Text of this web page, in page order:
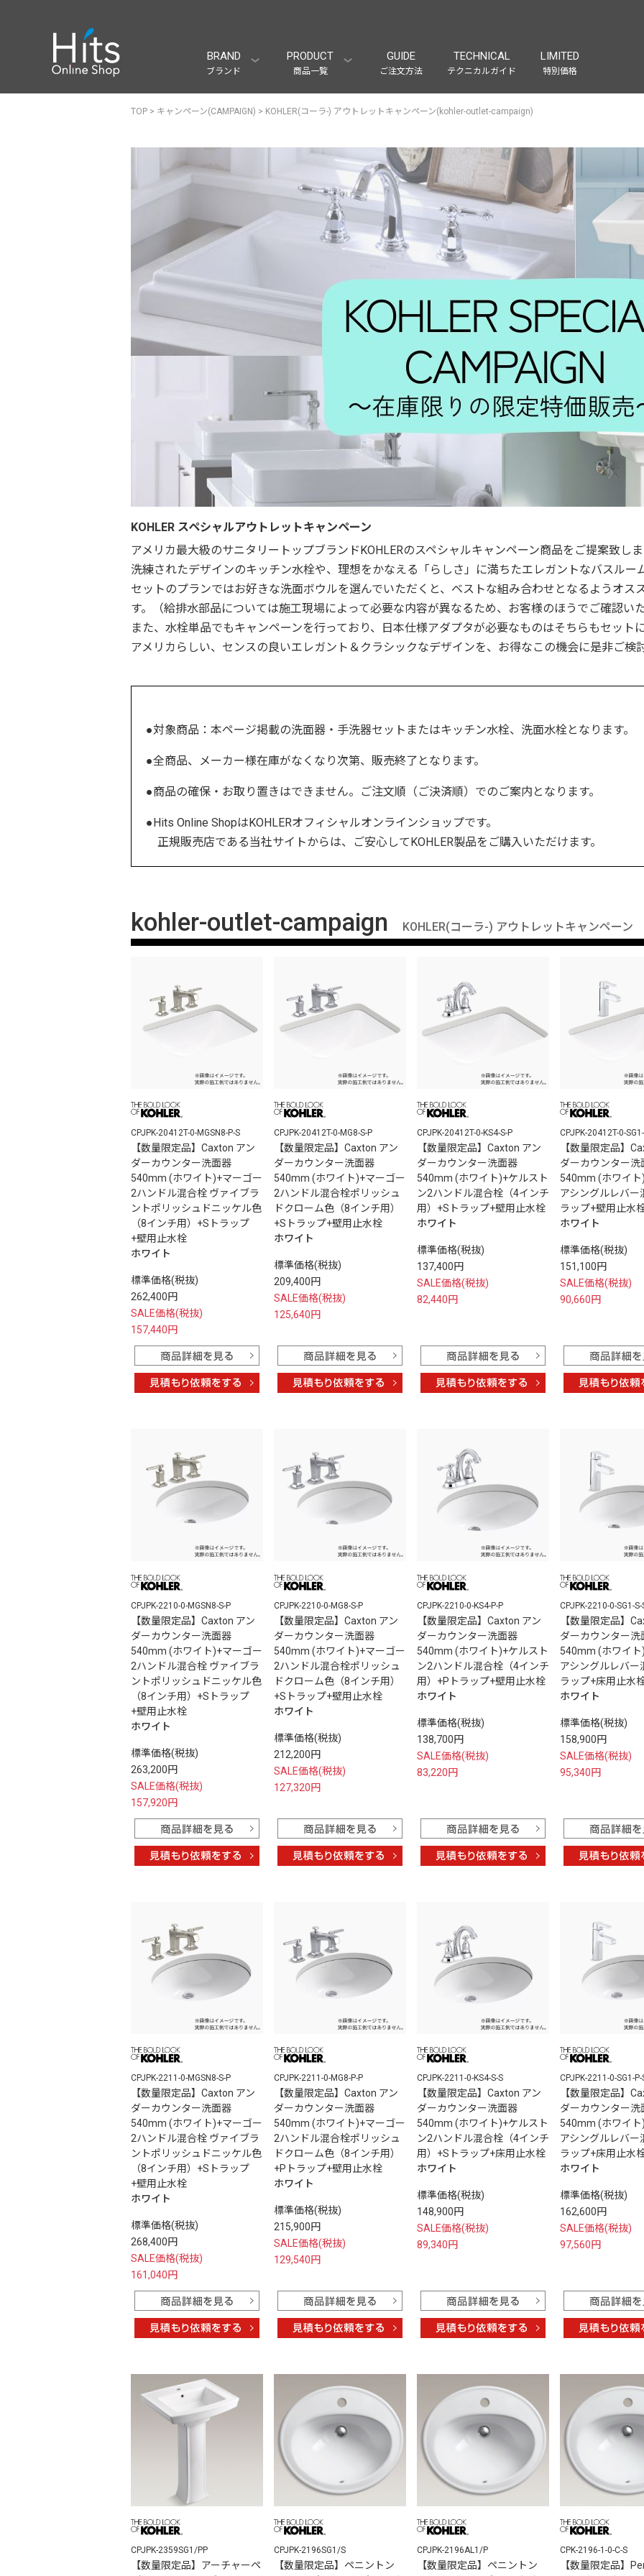
BRAND
ブランド
PRODUCT
商品一覧
GUIDE
ご注文方法
TECHNICAL
テクニカルガイド
LIMITED
特別価格
TOP > キャンペーン(CAMPAIGN) > KOHLER(コーラ-) アウトレットキャンペーン(kohler-outlet-campaign)
KOHLER スペシャルアウトレットキャンペーン
アメリカ最大級のサニタリートップブランドKOHLERのスペシャルキャンペーン商品をご提案致しま
洗練されたデザインのキッチン水栓や、理想をかなえる「らしさ」に満ちたエレガントなバスルー
セットのプランではお好きな洗面ボウルを選んでいただくと、ベストな組み合わせとなるようオス
す。（給排水部品については施工現場によって必要な内容が異なるため、お客様のほうでご確認い
また、水栓単品でもキャンペーンを行っており、日本仕様アダプタが必要なものはそちらもセット
アメリカらしい、センスの良いエレガント＆クラシックなデザインを、お得なこの機会に是非ご検
●対象商品：本ページ掲載の洗面器・手洗器セットまたはキッチン水栓、洗面水栓となります。
●全商品、メーカー様在庫がなくなり次第、販売終了となります。
●商品の確保・お取り置きはできません。ご注文順（ご決済順）でのご案内となります。
●Hits Online ShopはKOHLERオフィシャルオンラインショップです。
正規販売店である当社サイトからは、ご安心してKOHLER製品をご購入いただけます。
kohler-outlet-campaign KOHLER(コーラ-) アウトレットキャンペーン
CPJPK-20412T-0-MGSN8-P-S
【数量限定品】Caxton アン
ダーカウンター洗面器
540mm (ホワイト)+マーゴー
2ハンドル混合栓 ヴァイブラ
ントポリッシュドニッケル色
（8インチ用）+Sトラップ
+壁用止水栓
ホワイト
標準価格(税抜)
262,400円
SALE価格(税抜)
157,440円
CPJPK-20412T-0-MG8-S-P
【数量限定品】Caxton アン
ダーカウンター洗面器
540mm (ホワイト)+マーゴー
2ハンドル混合栓ポリッシュ
ドクローム色（8インチ用）
+Sトラップ+壁用止水栓
ホワイト
標準価格(税抜)
209,400円
SALE価格(税抜)
125,640円
CPJPK-20412T-0-KS4-S-P
【数量限定品】Caxton アン
ダーカウンター洗面器
540mm (ホワイト)+ケルスト
ン2ハンドル混合栓（4インチ
用）+Sトラップ+壁用止水栓
ホワイト
標準価格(税抜)
137,400円
SALE価格(税抜)
82,440円
CPJPK-20412T-0-
【数量限定品】
ダーカウンター洗
540mm (ホワイト
アシングルレバー
ラップ+壁用止水
ホワイト
標準価格(税抜)
151,100円
SALE価格(税抜)
90,660円
CPJPK-2210-0-MGSN8-S-P
【数量限定品】Caxton アン
ダーカウンター洗面器
540mm (ホワイト)+マーゴー
2ハンドル混合栓 ヴァイブラ
ントポリッシュドニッケル色
（8インチ用）+Sトラップ
+壁用止水栓
ホワイト
標準価格(税抜)
263,200円
SALE価格(税抜)
157,920円
CPJPK-2210-0-MG8-S-P
【数量限定品】Caxton アン
ダーカウンター洗面器
540mm (ホワイト)+マーゴー
2ハンドル混合栓ポリッシュ
ドクローム色（8インチ用）
+Sトラップ+壁用止水栓
ホワイト
標準価格(税抜)
212,200円
SALE価格(税抜)
127,320円
CPJPK-2210-0-KS4-P-P
【数量限定品】Caxton アン
ダーカウンター洗面器
540mm (ホワイト)+ケルスト
ン2ハンドル混合栓（4インチ
用）+Pトラップ+壁用止水栓
ホワイト
標準価格(税抜)
138,700円
SALE価格(税抜)
83,220円
CPJPK-2210-0-SG1-S-
【数量限定品】
ダーカウンター洗
540mm (ホワイト
アシングルレバー
ラップ+床用止水
ホワイト
標準価格(税抜)
158,900円
SALE価格(税抜)
95,340円
CPJPK-2211-0-MGSN8-S-P
【数量限定品】Caxton アン
ダーカウンター洗面器
540mm (ホワイト)+マーゴー
2ハンドル混合栓 ヴァイブラ
ントポリッシュドニッケル色
（8インチ用）+Sトラップ
+壁用止水栓
ホワイト
標準価格(税抜)
268,400円
SALE価格(税抜)
161,040円
CPJPK-2211-0-MG8-P-P
【数量限定品】Caxton アン
ダーカウンター洗面器
540mm (ホワイト)+マーゴー
2ハンドル混合栓ポリッシュ
ドクローム色（8インチ用）
+Pトラップ+壁用止水栓
ホワイト
標準価格(税抜)
215,900円
SALE価格(税抜)
129,540円
CPJPK-2211-0-KS4-S-S
【数量限定品】Caxton アン
ダーカウンター洗面器
540mm (ホワイト)+ケルスト
ン2ハンドル混合栓（4インチ
用）+Sトラップ+床用止水栓
ホワイト
標準価格(税抜)
148,900円
SALE価格(税抜)
89,340円
CPJPK-2211-0-SG1-P-
【数量限定品】
ダーカウンター洗
540mm (ホワイト
アシングルレバー
ラップ+床用止水
ホワイト
標準価格(税抜)
162,600円
SALE価格(税抜)
97,560円
CPJPK-2359SG1/PP
【数量限定品】アーチャーペ
CPJPK-2196SG1/S
【数量限定品】ペニントン
CPJPK-2196AL1/P
【数量限定品】ペニントン
CPK-2196-1-0-C-S
【数量限定品】